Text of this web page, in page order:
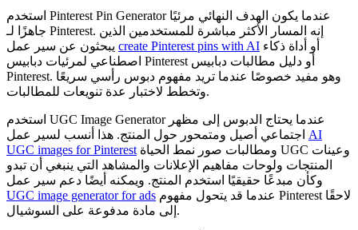
استخدم Pinterest Pin Generator عندما يكون الهدف النهائي مرئيًا
جاهزًا لـ Pinterest. إنه المسار الأكثر مباشرة للمستخدمين الذين
create Pinterest pins with AI
اصطناعي لمرئيات دبابيس Pinterest أو دليل مطالبات دبابيس
Pinterest. وهو مفيد خصوصًا عندما تريد مفهوم دبوس رأسي سريعًا
وتخطط لاختبار عدة تنويعات للمطالبات.
استخدم UGC Image Generator عندما يحتاج الدبوس إلى مظهر
AI
UGC images for Pinterest
المنتجات ولوحات مفاهيم الإعلانات والمشاهد التي ينبغي أن تبدو
وكأن مبدعًا حقيقيًا استخدم المنتج. ويمكنه أيضًا دعم سير عمل
UGC image generator for ads
إلى مادة مدفوعة على السوشيال.